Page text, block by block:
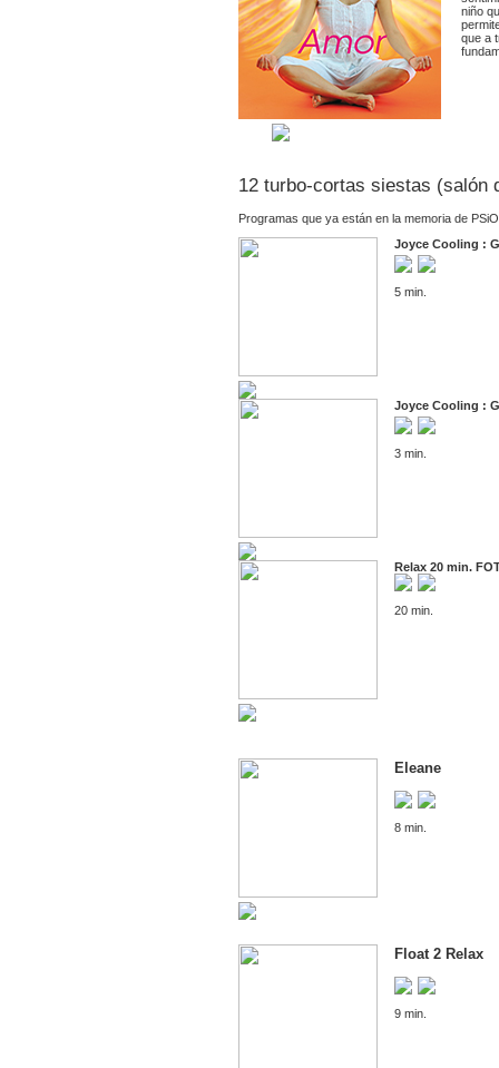
niño
que a
12 turbo-cortas siestas
Programas que ya están en la memoria de PSiO
Joyce Cooling :
5 min.
Joyce Cooling :
3 min.
Relax 20 min.
20 min.
Eleane
8 min.
Float 2 Relax
9 min.